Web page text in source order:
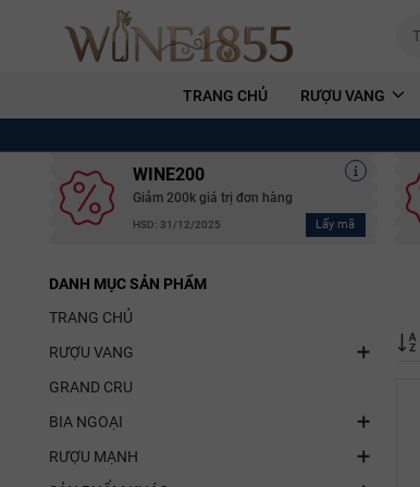
TRANG CHỦ RƯỢU VANG
WINE200
Giảm 200k giá trị đơn hàng
HSD: 31/12/2025 Lấy mã
DANH MỤC SẢN PHẨM
TRANG CHỦ
RƯỢU VANG
GRAND CRU
BIA NGOẠI
RƯỢU MẠNH